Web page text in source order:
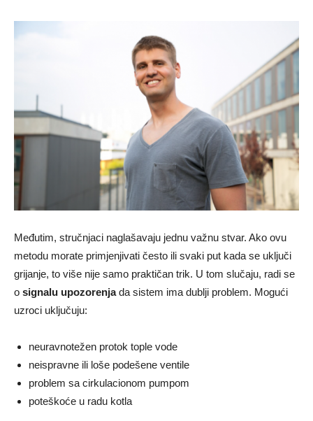
Međutim, stručnjaci naglašavaju jednu važnu stvar. Ako ovu
metodu morate primjenjivati često ili svaki put kada se uključi
grijanje, to više nije samo praktičan trik. U tom slučaju, radi se
o signalu upozorenjada sistem ima dublji problem. Mogući
uzroci uključuju:
neuravnotežen protok tople vode
neispravne ili loše podešene ventile
problem sa cirkulacionom pumpom
poteškoće u radu kotla